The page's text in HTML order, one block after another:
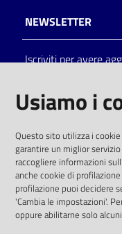
NEWSLETTER
Iscriviti per avere
solo alle condizioni
comunitaria 2003/
SOCIAL
Usiamo i
Questo sito utilizza i
garantire un miglior
raccogliere informazioni
anche cookie di
profilazione puoi decidere
'Cambia le impostazioni'.
oppure abilitarne solo